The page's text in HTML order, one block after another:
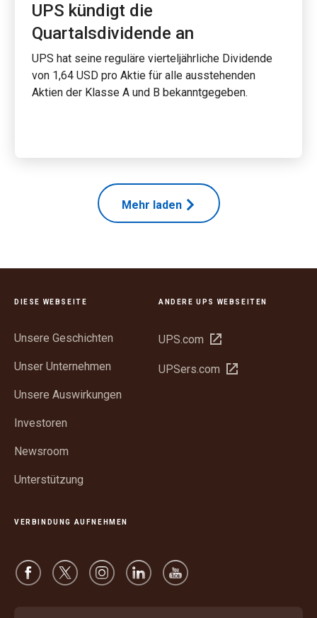
UPS kündigt die
Quartalsdividende an
UPS hat seine reguläre vierteljährliche Dividende
von 1,64 USD pro Aktie für alle ausstehenden
Aktien der Klasse A und B bekanntgegeben.
Mehr laden
DIESE WEBSEITE
Unsere Geschichten
Unser Unternehmen
Unsere Auswirkungen
Investoren
Newsroom
Unterstützung
ANDERE UPS WEBSEITEN
UPS.com In
Fenster
UPSers.com In
VERBINDUNG AUFNEHMEN